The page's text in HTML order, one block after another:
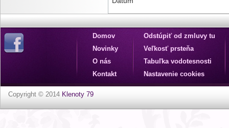
Domov
Novinky
O nás
Kontakt
Odstúpiť od zmluvy tu
Veľkosť prsteňa
Tabuľka vodotesnosti
Nastavenie cookies
Copyright © 2014 Klenoty 79